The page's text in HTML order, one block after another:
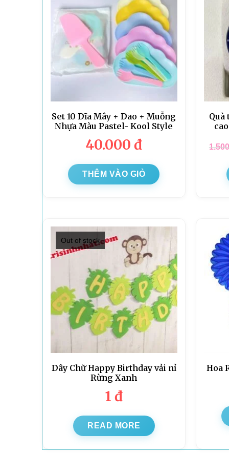
Set 10 Dĩa Mây + Dao + Muỗng
Nhựa Màu Pastel- Kool Style
40.000đ
THÊM VÀO GIỎ
Quà
Out of stock
Dây Chữ Happy Birthday vải nỉ
Rừng Xanh
1đ
READ MORE
Hoa